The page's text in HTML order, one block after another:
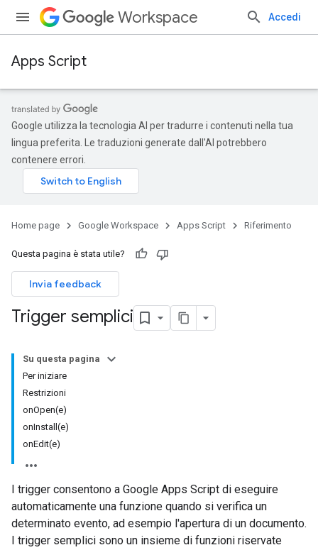
Workspace Accedi
Apps Script
Google utilizza la tecnologia AI per tradurre i contenuti nella tua
lingua preferita. Le traduzioni generate dall'AI potrebbero
contenere errori.
Home page Google Workspace Apps Script Riferimento
Questa pagina è stata utile?
Invia feedback
Trigger semplici
Su questa pagina
Per iniziare
Restrizioni
onOpen(e)
onInstall(e)
onEdit(e)
I trigger consentono a Google Apps Script di eseguire
automaticamente una funzione quando si verifica un
determinato evento, ad esempio l'apertura di un documento.
I trigger semplici sono un insieme di funzioni riservate